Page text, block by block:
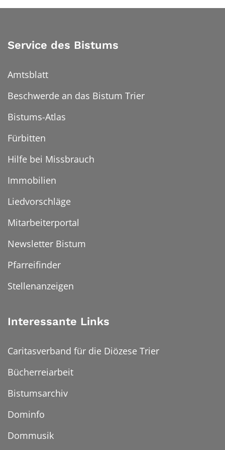
Service des Bistums
Amtsblatt
Beschwerde an das Bistum Trier
Bistums-Atlas
Fürbitten
Hilfe bei Missbrauch
Immobilien
Liedvorschläge
Mitarbeiterportal
Newsletter Bistum
Pfarreifinder
Stellenanzeigen
Interessante Links
Caritasverband für die Diözese Trier
Bücherreiarbeit
Bistumsarchiv
Dominfo
Dommusik